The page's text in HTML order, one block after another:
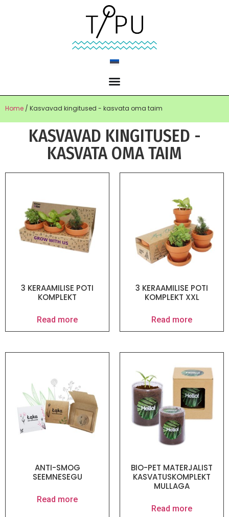
Home / Kasvavad kingitused - kasvata oma taim
KASVAVAD KINGITUSED -
KASVATA OMA TAIM
3 KERAAMILISE POTI
KOMPLEKT
Read more
3 KERAAMILISE POTI
KOMPLEKT XXL
Read more
ANTI-SMOG
SEEMNESEGU
Read more
BIO-PET MATERJALIST
KASVATUSKOMPLEKT
MULLAGA
Read more